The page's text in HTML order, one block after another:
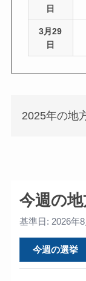
日
3月29
日
2025年の地
今週の
基準日: 2026年8
今週の選挙